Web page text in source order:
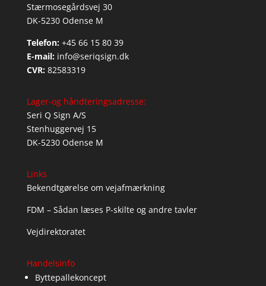
Stærmosegårdsvej 30
DK-5230 Odense M
Telefon: +45 66 15 80 39
E-mail: info@seriqsign.dk
CVR: 82583319
Lager-og håndteringsadresse:
Seri Q Sign A/S
Stenhuggervej 15
DK-5230 Odense M
Links
Bekendtgørelse om vejafmærkning
FDM – Sådan læses P-skilte og andre tavler
Vejdirektoratet
Handelsinfo
Byttepallekoncept